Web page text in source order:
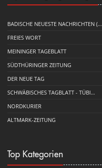
BADISCHE NEUESTE NACHRICHTEN (…
FREIES WORT
MEININGER TAGEBLATT
SÜDTHÜRINGER ZEITUNG
DER NEUE TAG
SCHWÄBISCHES TAGBLATT - TÜBI…
NORDKURIER
ALTMARK-ZEITUNG
Top Kategorien